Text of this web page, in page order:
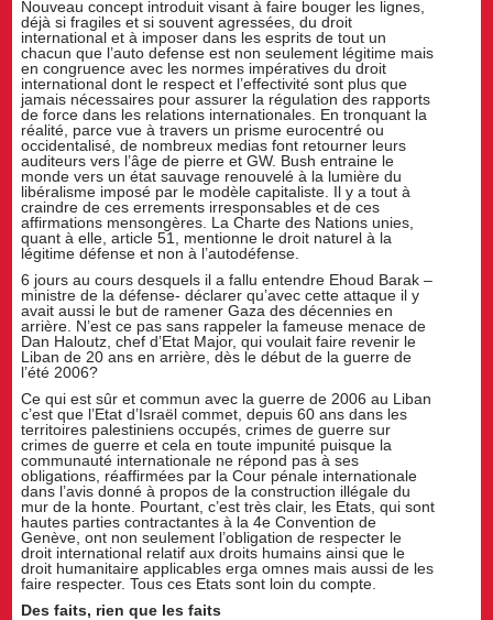
Nouveau concept introduit visant à faire bouger les lignes,
déjà si fragiles et si souvent agressées, du droit
international et à imposer dans les esprits de tout un
chacun que l’auto defense est non seulement légitime mais
en congruence avec les normes impératives du droit
international dont le respect et l’effectivité sont plus que
jamais nécessaires pour assurer la régulation des rapports
de force dans les relations internationales. En tronquant la
réalité, parce vue à travers un prisme eurocentré ou
occidentalisé, de nombreux medias font retourner leurs
auditeurs vers l’âge de pierre et GW. Bush entraine le
monde vers un état sauvage renouvelé à la lumière du
libéralisme imposé par le modèle capitaliste. Il y a tout à
craindre de ces errements irresponsables et de ces
affirmations mensongères. La Charte des Nations unies,
quant à elle, article 51, mentionne le droit naturel à la
légitime défense et non à l’autodéfense.
6 jours au cours desquels il a fallu entendre Ehoud Barak –
ministre de la défense- déclarer qu’avec cette attaque il y
avait aussi le but de ramener Gaza des décennies en
arrière. N’est ce pas sans rappeler la fameuse menace de
Dan Haloutz, chef d’Etat Major, qui voulait faire revenir le
Liban de 20 ans en arrière, dès le début de la guerre de
l’été 2006?
Ce qui est sûr et commun avec la guerre de 2006 au Liban
c’est que l’Etat d’Israël commet, depuis 60 ans dans les
territoires palestiniens occupés, crimes de guerre sur
crimes de guerre et cela en toute impunité puisque la
communauté internationale ne répond pas à ses
obligations, réaffirmées par la Cour pénale internationale
dans l’avis donné à propos de la construction illégale du
mur de la honte. Pourtant, c’est très clair, les Etats, qui sont
hautes parties contractantes à la 4e Convention de
Genève, ont non seulement l’obligation de respecter le
droit international relatif aux droits humains ainsi que le
droit humanitaire applicables erga omnes mais aussi de les
faire respecter. Tous ces Etats sont loin du compte.
Des faits, rien que les faits